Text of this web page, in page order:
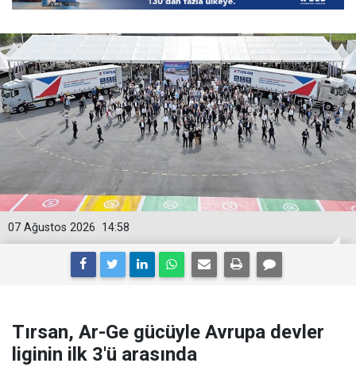
14:58
07 Ağustos 2026
Tırsan, Ar-Ge gücüyle Avrupa devler
liginin ilk 3'ü arasında